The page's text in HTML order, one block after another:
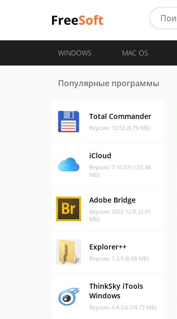
WINDOWS MAC OS
Популярные программы
Total Commander
Версия: 10.52 (8.79 МБ)
iCloud
Версия: 7.10.0.9 (155.48
МБ)
Adobe Bridge
Версия: 2022 12.0. (2.41
МБ)
Explorer++
Версия: 1.3.5 (0.68 МБ)
ThinkSky iTools
Windows
Версия: 4.4.3.6 (74.73 МБ)